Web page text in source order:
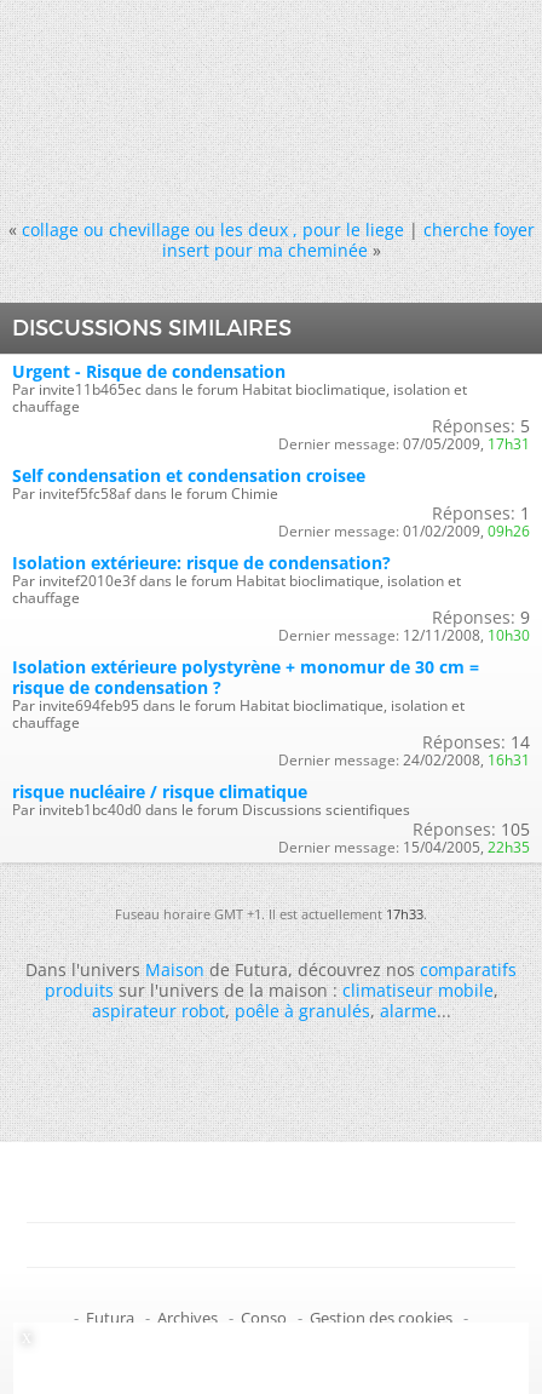
« collage ou chevillage ou les deux , pour le liege|cherche foyer
insert pour ma cheminée »
DISCUSSIONS SIMILAIRES
Urgent - Risque de condensation
Par invite11b465ec dans le forum Habitat bioclimatique, isolation et
chauffage
Réponses: 5
Dernier message: 07/05/2009, 17h31
Self condensation et condensation croisee
Par invitef5fc58af dans le forum Chimie
Réponses: 1
Dernier message: 01/02/2009, 09h26
Isolation extérieure: risque de condensation?
Par invitef2010e3f dans le forum Habitat bioclimatique, isolation et
chauffage
Réponses: 9
Dernier message: 12/11/2008, 10h30
Isolation extérieure polystyrène + monomur de 30 cm =
risque de condensation ?
Par invite694feb95 dans le forum Habitat bioclimatique, isolation et
chauffage
Réponses: 14
Dernier message: 24/02/2008, 16h31
risque nucléaire / risque climatique
Par inviteb1bc40d0 dans le forum Discussions scientifiques
Réponses: 105
Dernier message: 15/04/2005, 22h35
Fuseau horaire GMT +1. Il est actuellement17h33.
Dans l'universMaisonde Futura, découvrez noscomparatifs
produitssur l'univers de la maison :climatiseur mobile,
aspirateur robot,poêle à granulés,alarme...
- Futura - Archives - Conso - Gestion des cookies -